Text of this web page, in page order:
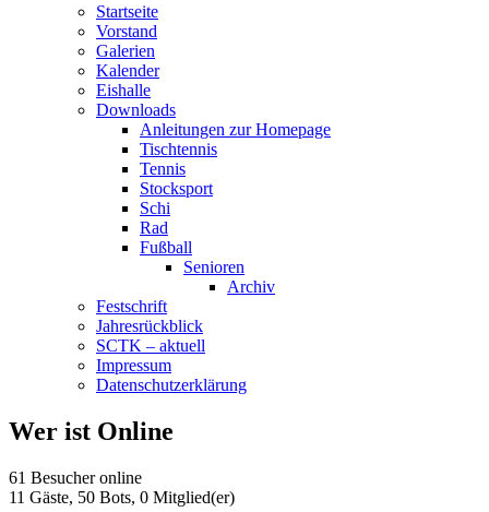
Startseite
Vorstand
Galerien
Kalender
Eishalle
Downloads
Anleitungen zur Homepage
Tischtennis
Tennis
Stocksport
Schi
Rad
Fußball
Senioren
Archiv
Festschrift
Jahresrückblick
SCTK – aktuell
Impressum
Datenschutzerklärung
Wer ist Online
61 Besucher online
11 Gäste, 50 Bots, 0 Mitglied(er)